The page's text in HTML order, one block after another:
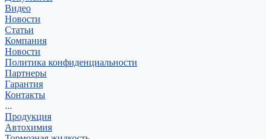
Видео
Новости
Статьи
Компания
Новости
Политика конфиденциальности
Партнеры
Гарантия
Контакты
...
Продукция
Автохимия